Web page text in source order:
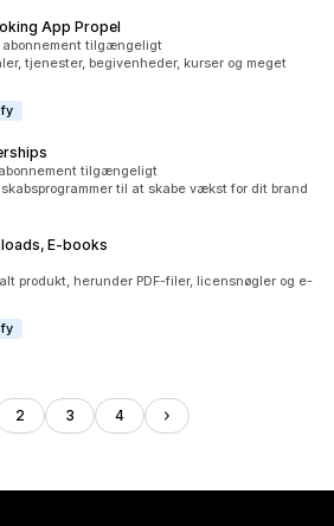
App Propel
abonnement tilgængeligt
tjenester, begivenheder, kurser og meget
tilgængeligt
til at skabe vækst for dit brand
E‑books
produkt, herunder PDF-filer, licensnøgler og e-
2 3 4